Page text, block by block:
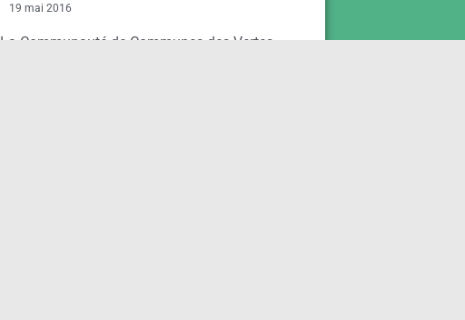
19 mai 2016
La Communauté de Communes des Vertes